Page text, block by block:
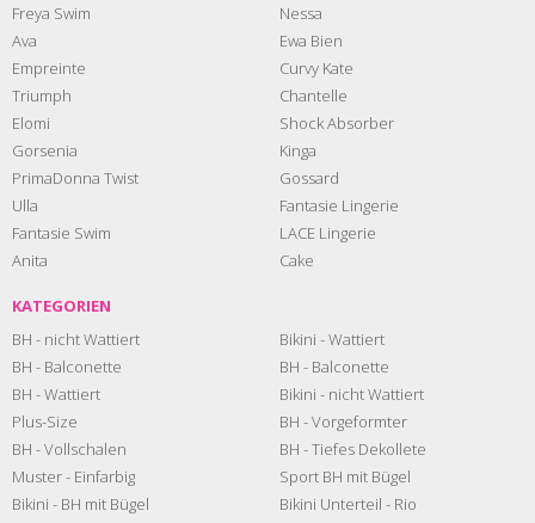
Freya Swim
Ava
Empreinte
Triumph
Elomi
Gorsenia
PrimaDonna Twist
Ulla
Fantasie Swim
Anita
Nessa
Ewa Bien
Curvy Kate
Chantelle
Shock Absorber
Kinga
Gossard
Fantasie Lingerie
LACE Lingerie
Cake
KATEGORIEN
BH - nicht Wattiert
BH - Balconette
BH - Wattiert
Plus-Size
BH - Vollschalen
Muster - Einfarbig
Bikini - BH mit Bügel
Bikini - Wattiert
BH - Balconette
Bikini - nicht Wattiert
BH - Vorgeformter
BH - Tiefes Dekollete
Sport BH mit Bügel
Bikini Unterteil - Rio